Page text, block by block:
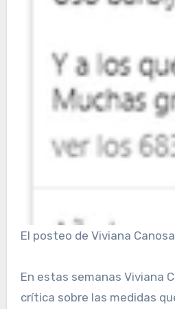
El posteo de Viviana
En estas semanas Viviana
crítica sobre las medidas